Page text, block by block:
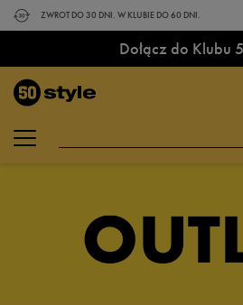
ZWROT DO 30 DNI. W KLUBIE DO 60 DNI.
Dołącz do Klubu